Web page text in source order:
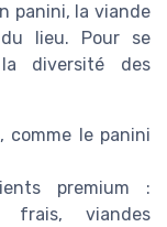
panini, la viande
lieu. Pour se
diversité des
comme le panini
premium :
frais, viandes